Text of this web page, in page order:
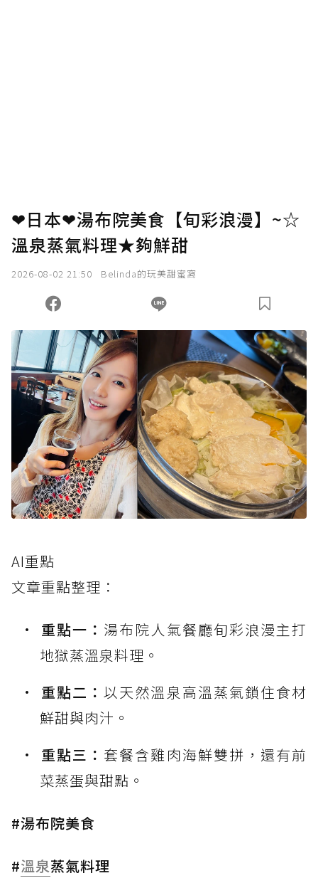
❤日本❤湯布院美食【旬彩浪漫】~☆
溫泉蒸氣料理★夠鮮甜
2026-08-02 21:50 Belinda的玩美甜蜜窩
AI重點
文章重點整理：
重點一： 湯布院人氣餐廳旬彩浪漫主打
地獄蒸溫泉料理。
重點二：以天然溫泉高溫蒸氣鎖住食材
鮮甜與肉汁。
重點三： 套餐含雞肉海鮮雙拼，還有前
菜蒸蛋與甜點。
#湯布院美食
#溫泉蒸氣料理